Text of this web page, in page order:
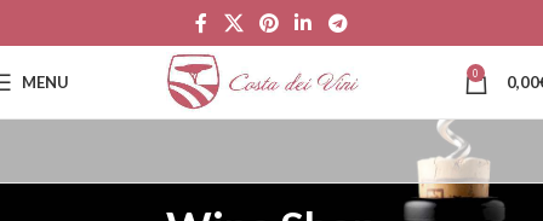
MENU 0 0,00